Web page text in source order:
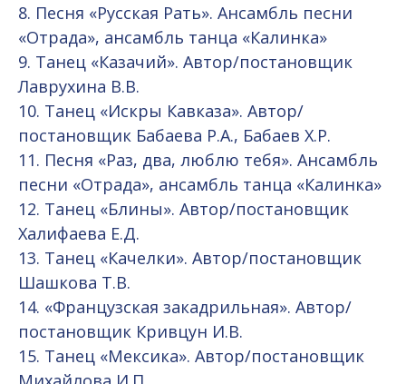
8. Песня «Русская Рать». Ансамбль песни
«Отрада», ансамбль танца «Калинка»
9. Танец «Казачий». Автор/постановщик
Лаврухина В.В.
10. Танец «Искры Кавказа». Автор/
постановщик Бабаева Р.А., Бабаев Х.Р.
11. Песня «Раз, два, люблю тебя». Ансамбль
песни «Отрада», ансамбль танца «Калинка»
12. Танец «Блины». Автор/постановщик
Халифаева Е.Д.
13. Танец «Качелки». Автор/постановщик
Шашкова Т.В.
14. «Французская закадрильная». Автор/
постановщик Кривцун И.В.
15. Танец «Мексика». Автор/постановщик